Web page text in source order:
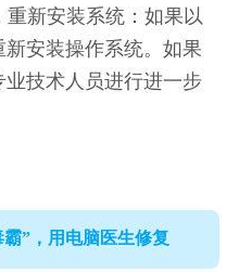
新安装系统：如果以
新安装操作系统。如果
技术人员进行进一步
”，用电脑医生修复